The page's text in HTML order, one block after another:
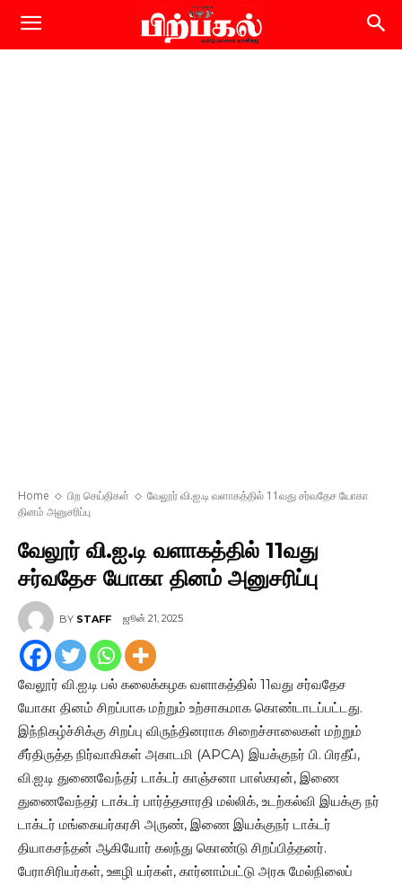
Home பிற செய்திகள்
வேலூர் வி.ஐ.டி வளாகத்தில் 11வது சர்வதேச யோகா
தினம் அனுசரிப்பு
வேலூர் வி.ஐ.டி வளாகத்தில் 11வது
சர்வதேச யோகா தினம் அனுசரிப்பு
BY STAFF ஜூன் 21, 2025
வேலூர் வி.ஐ.டி பல் கலைக்கழக வளாகத்தில் 11வது சர்வதேச
யோகா தினம் சிறப்பாக மற்றும் உற்சாகமாக கொண்டாடப்பட்டது.
இந்நிகழ்ச்சிக்கு சிறப்பு விருந்தினராக சிறைச்சாலைகள் மற்றும்
சீர்திருத்த நிர்வாகிகள் அகாடமி (APCA) இயக்குநர் பி. பிரதீப்,
வி.ஐ.டி துணைவேந்தர் டாக்டர் காஞ்சனா பாஸ்கரன், இணை
துணைவேந்தர் டாக்டர் பார்த்தசாரதி மல்லிக், உடற்கல்வி இயக்கு நர்
டாக்டர் மங்கையர்கரசி அருண், இணை இயக்குநர் டாக்டர்
தியாகசந்தன் ஆகியோர் கலந்து கொண்டு சிறப்பித்தனர்.
பேராசிரியர்கள், ஊழி யர்கள், கார்னாம்பட்டு அரசு மேல்நிலைப்